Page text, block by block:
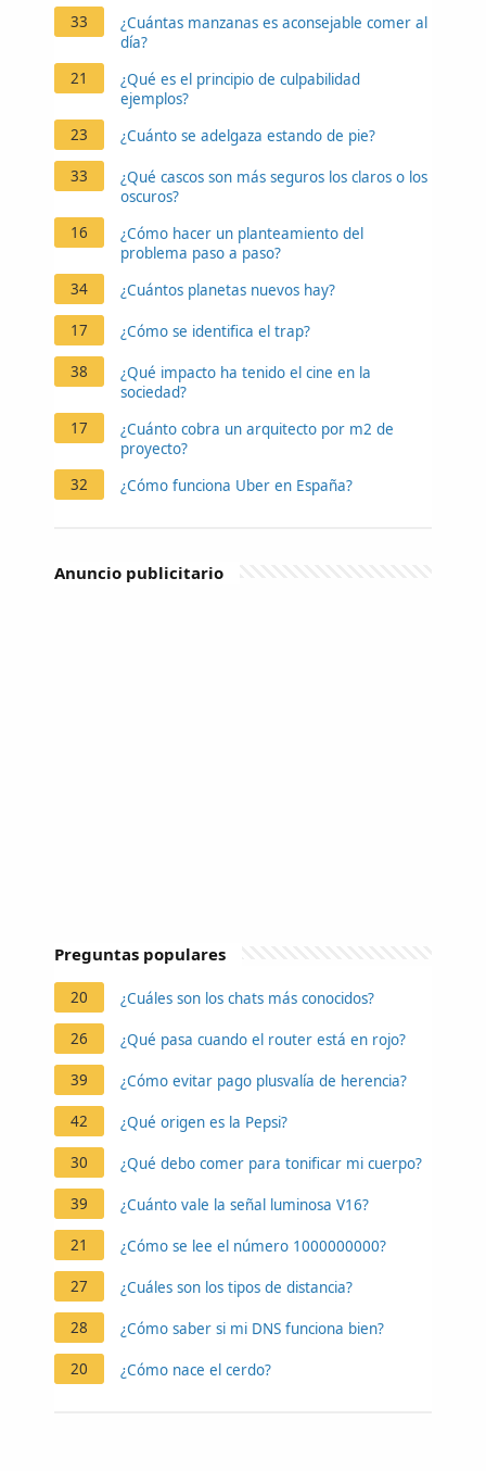
33
¿Cuántas manzanas es aconsejable comer al
día?
21
¿Qué es el principio de culpabilidad
ejemplos?
23
¿Cuánto se adelgaza estando de pie?
33
¿Qué cascos son más seguros los claros o los
oscuros?
16
¿Cómo hacer un planteamiento del
problema paso a paso?
34
¿Cuántos planetas nuevos hay?
17 ¿Cómo se identifica el trap?
38
¿Qué impacto ha tenido el cine en la
sociedad?
17
¿Cuánto cobra un arquitecto por m2 de
proyecto?
32
¿Cómo funciona Uber en España?
Anuncio publicitario
Preguntas populares
20 ¿Cuáles son los chats más conocidos?
26 ¿Qué pasa cuando el router está en rojo?
39 ¿Cómo evitar pago plusvalía de herencia?
42 ¿Qué origen es la Pepsi?
30 ¿Qué debo comer para tonificar mi cuerpo?
39 ¿Cuánto vale la señal luminosa V16?
21 ¿Cómo se lee el número 1000000000?
27 ¿Cuáles son los tipos de distancia?
28 ¿Cómo saber si mi DNS funciona bien?
20 ¿Cómo nace el cerdo?